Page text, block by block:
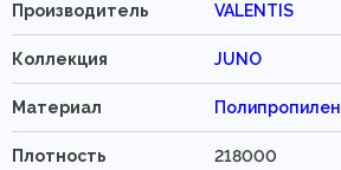
Производитель VALENTIS
Коллекция JUNO
Материал Полипропилен
Плотность 218000